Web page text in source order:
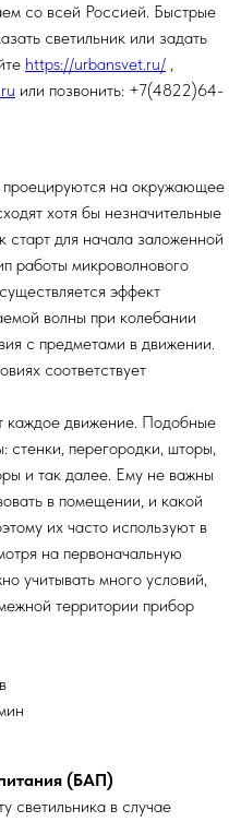
со всей Россией. Быстрые
светильник или задать
https://urbansvet.ru/ ,
или позвонить: +7(4822)64-
проецируются на окружающее
хотя бы незначительные
старт для начала заложенной
работы микроволнового
эффект
волны при колебании
с предметами в движении.
соответствует
каждое движение. Подобные
стенки, перегородки, шторы,
и так далее. Ему не важны
в помещении, и какой
их часто используют в
на первоначальную
учитывать много условий,
территории прибор
(БАП)
светильника в случае